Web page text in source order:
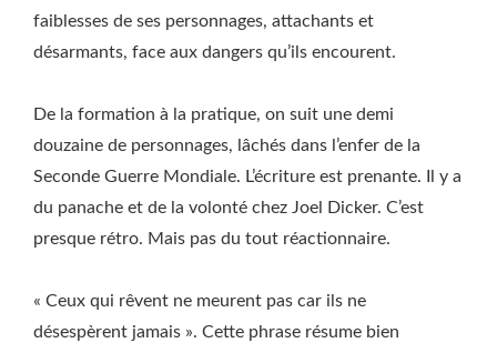
faiblesses de ses personnages, attachants et
désarmants, face aux dangers qu’ils encourent.
De la formation à la pratique, on suit une demi
douzaine de personnages, lâchés dans l’enfer de la
Seconde Guerre Mondiale. L’écriture est prenante. Il y a
du panache et de la volonté chez Joel Dicker. C’est
presque rétro. Mais pas du tout réactionnaire.
« Ceux qui rêvent ne meurent pas car ils ne
désespèrent jamais ». Cette phrase résume bien